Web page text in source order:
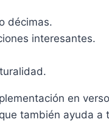
décimas.
interesantes.
en
también ayuda a